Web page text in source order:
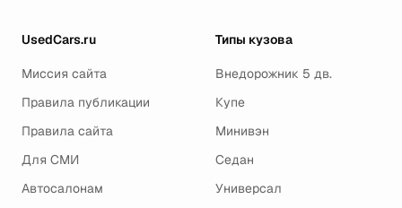
UsedCars.ru
Миссия сайта
Правила публикации
Правила сайта
Для СМИ
Автосалонам
Типы кузова
Внедорожник 5 дв.
Купе
Минивэн
Седан
Универсал